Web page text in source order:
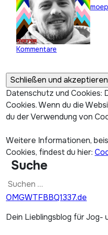
Kommentare
Datenschutz und Cookies:
Cookies. Wenn du die
du der Verwendung von
Weitere Informationen,
Cookies, findest du hier:
Suche
Suchen
nach:
OMGWTFBBQ1337.de
Dein Lieblingsblog für Jog-